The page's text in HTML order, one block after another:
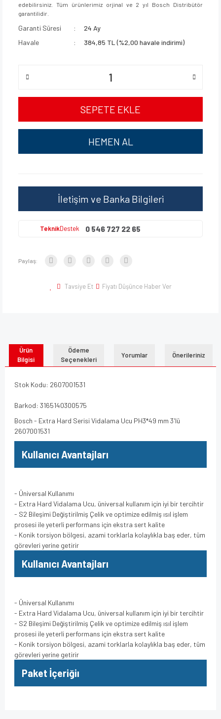
edebilirsiniz. Tüm ürünlerimiz orjinal ve 2 yıl Bosch Distribütör
garantilidir.
Garanti Süresi
24 Ay
Havale
384,85 TL (%2,00 havale indirimi)
SEPETE EKLE
HEMEN AL
İletişim ve Banka Bilgileri
TeknikDestek 0 546 727 22 65
Paylaş:
Tavsiye Et Fiyatı Düşünce Haber Ver
Ürün
Bilgisi
Ödeme
Seçenekleri
Yorumlar Önerileriniz
Stok Kodu: 2607001531
Barkod: 3165140300575
Bosch - Extra Hard Serisi Vidalama Ucu PH3*49 mm 3'lü
2607001531
Kullanıcı Avantajları
- Üniversal Kullanımı
- Extra Hard Vidalama Ucu, üniversal kullanım için iyi bir tercihtir
- S2 Bileşimi Değiştirilmiş Çelik ve optimize edilmiş ısıl işlem
prosesi ile yeterli performans için ekstra sert kalite
- Konik torsiyon bölgesi, azami torklarla kolaylıkla baş eder, tüm
görevleri yerine getirir
Kullanıcı Avantajları
- Üniversal Kullanımı
- Extra Hard Vidalama Ucu, üniversal kullanım için iyi bir tercihtir
- S2 Bileşimi Değiştirilmiş Çelik ve optimize edilmiş ısıl işlem
prosesi ile yeterli performans için ekstra sert kalite
- Konik torsiyon bölgesi, azami torklarla kolaylıkla baş eder, tüm
görevleri yerine getirir
Paket İçeriğiı